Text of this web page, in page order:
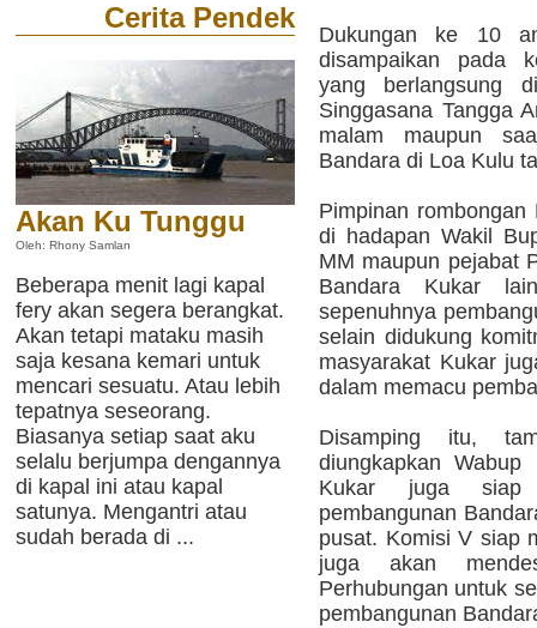
Cerita Pendek
Akan Ku Tunggu
Oleh: Rhony Samlan
Beberapa menit lagi kapal
fery akan segera berangkat.
Akan tetapi mataku masih
saja kesana kemari untuk
mencari sesuatu. Atau lebih
tepatnya seseorang.
Biasanya setiap saat aku
selalu berjumpa dengannya
di kapal ini atau kapal
satunya. Mengantri atau
sudah berada di ...
Dukungan ke 10
disampaikan pada
yang berlangsung
Singgasana Tangga
malam maupun
Bandara di Loa Kulu
Pimpinan
di hadapan Wakil
MM maupun pejabat
Bandara Kukar
sepenuhnya
selain didukung
masyarakat Kukar
dalam memacu
Disamping itu,
diungkapkan
Kukar juga siap
pembangunan
pusat. Komisi V siap
juga akan
Perhubungan untuk
pembangunan